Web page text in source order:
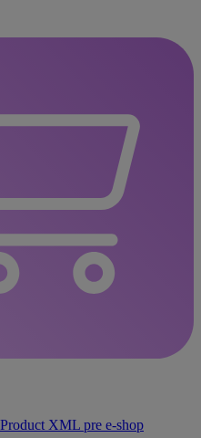
XML pre e‑shop